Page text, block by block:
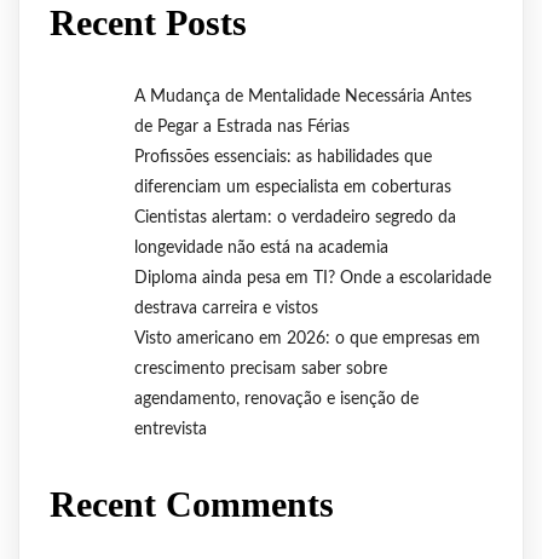
Recent Posts
A Mudança de Mentalidade Necessária Antes
de Pegar a Estrada nas Férias
Profissões essenciais: as habilidades que
diferenciam um especialista em coberturas
Cientistas alertam: o verdadeiro segredo da
longevidade não está na academia
Diploma ainda pesa em TI? Onde a escolaridade
destrava carreira e vistos
Visto americano em 2026: o que empresas em
crescimento precisam saber sobre
agendamento, renovação e isenção de
entrevista
Recent Comments